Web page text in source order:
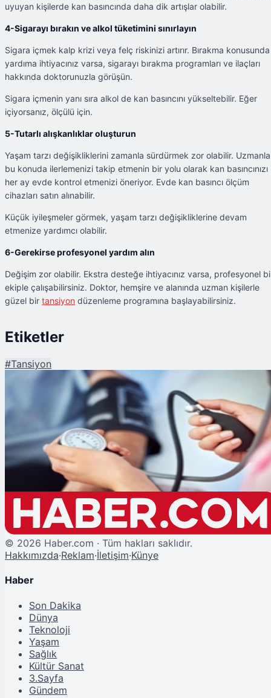
uyuyan kişilerde kan basıncında daha dik artışlar olabilir.
4-Sigarayı bırakın ve alkol tüketimini sınırlayın
Sigara içmek kalp krizi veya felç riskinizi artırır. Bırakma konusunda
yardıma ihtiyacınız varsa, sigarayı bırakma programları ve ilaçları
hakkında doktorunuzla görüşün.
Sigara içmenin yanı sıra alkol de kan basıncını yükseltebilir. Eğer
içiyorsanız, ölçülü için.
5-Tutarlı alışkanlıklar oluşturun
Yaşam tarzı değişikliklerini zamanla sürdürmek zor olabilir.
bu konuda ilerlemenizi takip etmenin bir yolu olarak kan basıncınızı
her ay evde kontrol etmenizi öneriyor. Evde kan basıncı ölçüm
cihazları satın alınabilir.
Küçük iyileşmeler görmek, yaşam tarzı değişikliklerine devam
etmenize yardımcı olabilir.
6-Gerekirse profesyonel yardım alın
Değişim zor olabilir. Ekstra desteğe ihtiyacınız varsa, profesyonel
ekiple çalışabilirsiniz. Doktor, hemşire ve alanında uzman kişilerle
güzel bir tansiyon düzenleme programına başlayabilirsiniz.
Etiketler
#Tansiyon
Yüksek Tansiyonu Kontrol Etmenin ve Hipertansiyonu Yönetmenin 6 Yolu
© 2026 Haber.com · Tüm hakları saklıdır.
Hakkımızda·Reklam·İletişim·Künye
Haber
Son Dakika
Dünya
Teknoloji
Yaşam
Sağlık
Kültür Sanat
3.Sayfa
Gündem